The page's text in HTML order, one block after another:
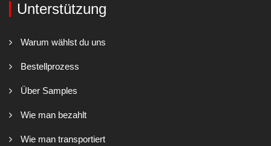
Unterstützung
Warum wählst du uns
Bestellprozess
Über Samples
Wie man bezahlt
Wie man transportiert